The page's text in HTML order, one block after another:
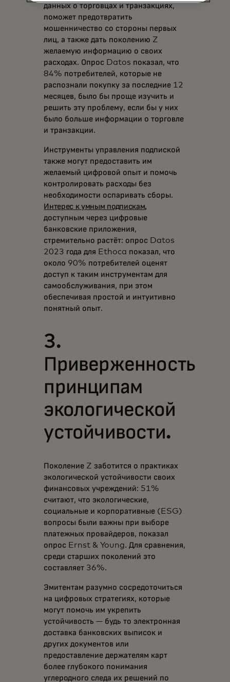
данных о торговцах и транзакциях,
поможет предотвратить
мошенничество со стороны первых
лиц, а также дать поколению Z
желаемую информацию о своих
расходах. Опрос Datos показал, что
84% потребителей, которые не
распознали покупку за последние 12
месяцев, было бы проще изучить и
решить эту проблему, если бы у них
было больше информации о торговле
и транзакции.
Инструменты управления подпиской
также могут предоставить им
желаемый цифровой опыт и помочь
контролировать расходы без
необходимости оспаривать сборы.
Интерес к умным подпискам,
доступным через цифровые
банковские приложения,
стремительно растёт: опрос Datos
2023 года для Ethoca показал, что
около 90% потребителей оценят
доступ к таким инструментам для
самообслуживания, при этом
обеспечивая простой и интуитивно
понятный опыт.
3.
Приверженность
принципам
экологической
устойчивости.
Поколение Z заботится о практиках
экологической устойчивости своих
финансовых учреждений: 51%
считают, что экологические,
социальные и корпоративные (ESG)
вопросы были важны при выборе
платежных провайдеров, показал
опрос Ernst & Young. Для сравнения,
среди старших поколений это
составляет 36%.
Эмитентам разумно сосредоточиться
на цифровых стратегиях, которые
могут помочь им укрепить
устойчивость — будь то электронная
доставка банковских выписок и
других документов или
предоставление держателям карт
более глубокого понимания
углеродного следа их решений по